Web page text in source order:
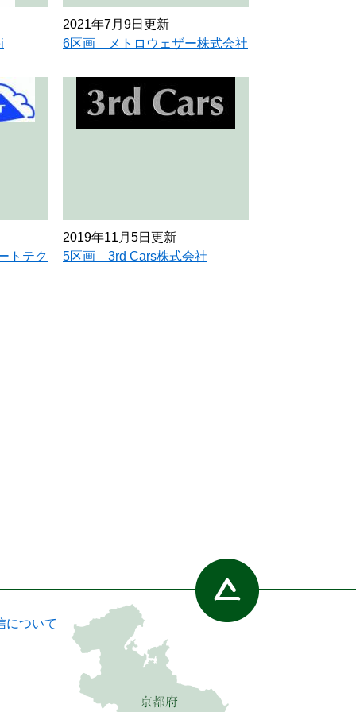
2021年7月9日更新
6区画 メトロウェザー株式会社
トテク
2019年11月5日更新
5区画 3rd Cars株式会社
について